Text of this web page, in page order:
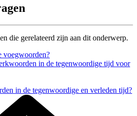
die gerelateerd zijn aan dit onderwerp.
voegwoorden?
in de tegenwoordige tijd voor
in de tegenwoordige en verleden tijd?